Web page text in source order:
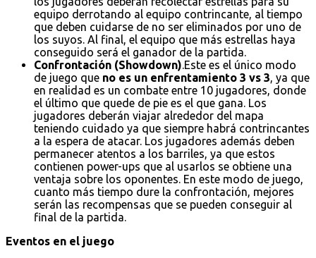
equipo derrotando al equipo contrincante, al tiempo
que deben cuidarse de no ser eliminados por uno de
los suyos. Al final, el equipo que más estrellas haya
conseguido será el ganador de la partida.
Confrontación (Showdown).Este es el único modo
de juego que no es un enfrentamiento 3 vs 3, ya que
en realidad es un combate entre 10 jugadores, donde
el último que quede de pie es el que gana. Los
jugadores deberán viajar alrededor del mapa
teniendo cuidado ya que siempre habrá contrincantes
a la espera de atacar. Los jugadores además deben
permanecer atentos a los barriles, ya que estos
contienen power-ups que al usarlos se obtiene una
ventaja sobre los oponentes. En este modo de juego,
cuanto más tiempo dure la confrontación, mejores
serán las recompensas que se pueden conseguir al
final de la partida.
Eventos en el juego